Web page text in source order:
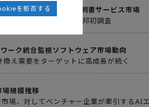
ビス市場に見る電子証明書サービス市場
認証事業者別動向を本邦初調査
ーク統合監視ソフトウェア市場動向
え需要をターゲットに高成長が続く
規模推移
場、対してベンチャー企業が牽引するAI
を拒否する